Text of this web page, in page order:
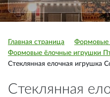
Главная страница
Формовые
Формовые ёлочные игрушки
Стеклянная елочная игрушка
Стеклянная